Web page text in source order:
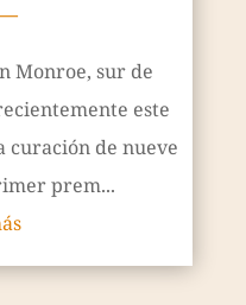
Monroe, sur de
este
curación de nueve
prem...